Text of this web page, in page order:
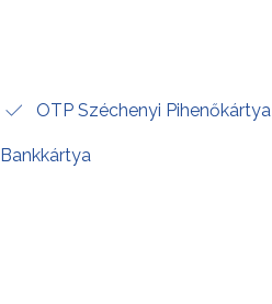
OTP Széchenyi Pihenőkártya
Bankkártya